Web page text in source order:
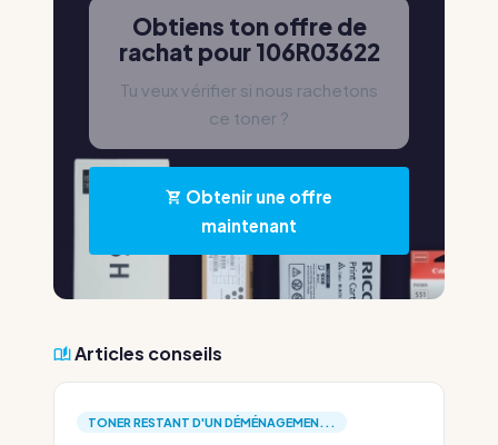
Obtiens ton offre de
rachat pour 106R03622
Tu veux vérifier si nous rachetons
ce toner ?
Obtenir une offre
maintenant
Articles conseils
TONER RESTANT D'UN DÉMÉNAGEMEN...